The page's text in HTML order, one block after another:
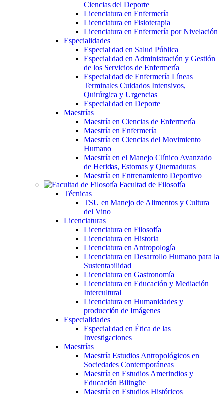
Ciencias del Deporte
Licenciatura en Enfermería
Licenciatura en Fisioterapia
Licenciatura en Enfermería por Nivelación
Especialidades
Especialidad en Salud Pública
Especialidad en Administración y Gestión
de los Servicios de Enfermería
Especialidad de Enfermería Líneas
Terminales Cuidados Intensivos,
Quirúrgica y Urgencias
Especialidad en Deporte
Maestrías
Maestría en Ciencias de Enfermería
Maestría en Enfermería
Maestría en Ciencias del Movimiento
Humano
Maestría en el Manejo Clínico Avanzado
de Heridas, Estomas y Quemaduras
Maestría en Entrenamiento Deportivo
Facultad de Filosofía
Técnicas
TSU en Manejo de Alimentos y Cultura
del Vino
Licenciaturas
Licenciatura en Filosofía
Licenciatura en Historia
Licenciatura en Antropología
Licenciatura en Desarrollo Humano para la
Sustentabilidad
Licenciatura en Gastronomía
Licenciatura en Educación y Mediación
Intercultural
Licenciatura en Humanidades y
producción de Imágenes
Especialidades
Especialidad en Ética de las
Investigaciones
Maestrías
Maestría Estudios Antropológicos en
Sociedades Contemporáneas
Maestría en Estudios Amerindios y
Educación Bilingüe
Maestría en Estudios Históricos